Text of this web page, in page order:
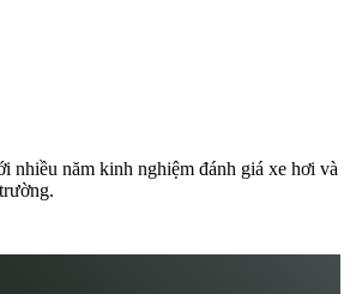
nhiều năm kinh nghiệm đánh giá xe hơi và